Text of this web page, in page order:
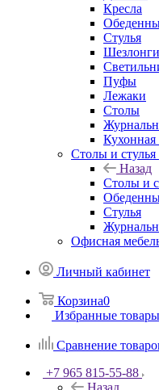
Кресла
Стулья
Шезлонги
Пуфы
Лежаки
Столы
Кухонная
Столы и стулья
Назад
Столы и
Стулья
Офисная
Личный кабинет
Корзина0
Избранные товары
Сравнение
+7 965 815-55-88
Назад